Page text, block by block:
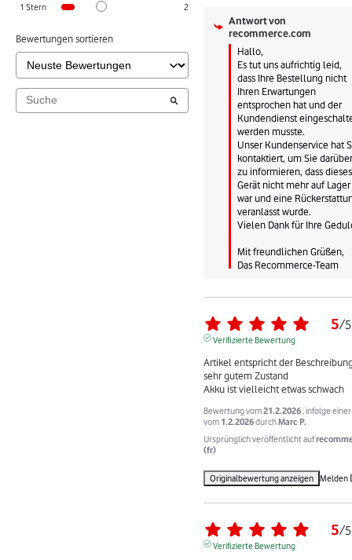
1 Stern 2
Bewertungen sortieren
Antwort von
recommerce.com
Hallo,
Es tut uns aufrichtig leid,
dass Ihre Bestellung nicht
Ihren Erwartungen
entsprochen hat und der
Kundendienst
werden musste.
Unser Kundenservice hat
kontaktiert, um Sie darüber
zu informieren, dass dieses
Gerät nicht mehr auf Lager
war und eine
veranlasst wurde.
Vielen Dank für Ihre
Mit freundlichen Grüßen,
Das Recommerce-Team
5/5
Verifizierte Bewertung
Artikel entspricht der
sehr gutem Zustand
Akku ist vielleicht etwas schwach
Bewertung vom21.2.2026 , infolge
vom 1.2.2026durchMarc P.
Ursprünglich veröffentlicht auf
(fr)
Originalbewertung anzeigen Melden
5/5
Verifizierte Bewertung